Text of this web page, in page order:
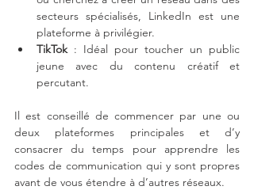
secteurs spécialisés, LinkedIn est une
plateforme à privilégier.
TikTok : Idéal pour toucher un public
jeune avec du contenu créatif et
percutant.
Il est conseillé de commencer par une ou
deux plateformes principales et d’y
consacrer du temps pour apprendre les
codes de communication qui y sont propres
avant de vous étendre à d’autres réseaux.